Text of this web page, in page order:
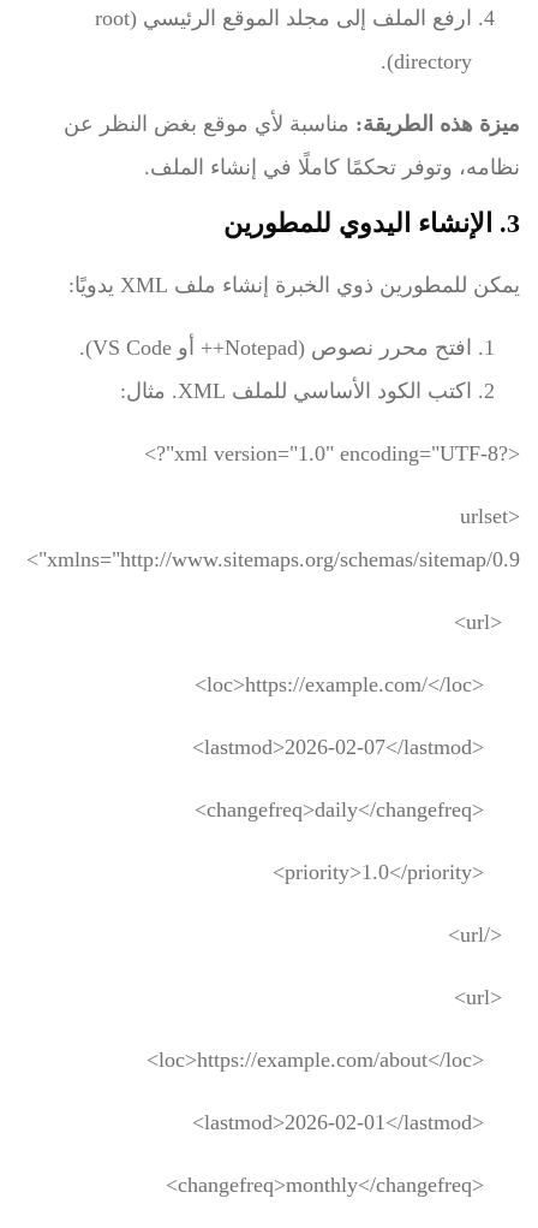
ارفع الملف إلى مجلد الموقع الرئيسي (root
directory
).
ميزة هذه الطريقة: مناسبة لأي موقع بغض النظر عن
نظامه، وتوفر تحكمًا كاملًا في إنشاء الملف.
3. الإنشاء اليدوي للمطورين
يمكن للمطورين ذوي الخبرة إنشاء ملف XML يدويًا:
افتح محرر نصوص (Notepad++ أو VS Code).
اكتب الكود الأساسي للملف XML. مثال:
<?xml version="1.0" encoding="UTF-8"?>
<urlset
xmlns="http://www.sitemaps.org/schemas/sitemap/0.9">
<url>
<loc>https://example.com/</loc>
<lastmod>2026-02-07</lastmod>
<changefreq>daily</changefreq>
<priority>1.0</priority>
</url>
<url>
<loc>https://example.com/about</loc>
<lastmod>2026-02-01</lastmod>
<changefreq>monthly</changefreq>